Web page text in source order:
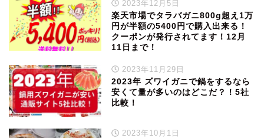
2023年12月5日
楽天市場でタラバガニ800g超え1万
円が半額の5400円で購入出来る！
クーポンが発行されてます！12月
11日まで！
2023年11月29日
2023年 ズワイガニで鍋をするなら
安くて量が多いのはどこだ？！5社
比較！
2023年10月1日